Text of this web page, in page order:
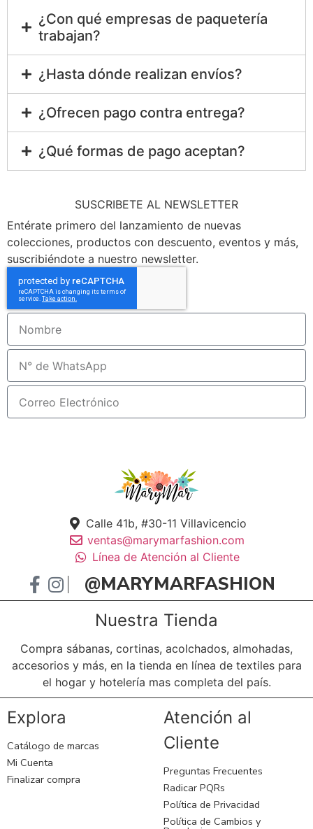
¿Con qué empresas de paquetería
trabajan?
¿Hasta dónde realizan envíos?
¿Ofrecen pago contra entrega?
¿Qué formas de pago aceptan?
SUSCRIBETE AL NEWSLETTER
Entérate primero del lanzamiento de nuevas
colecciones, productos con descuento, eventos y más,
suscribiéndote a nuestro newsletter.
Calle 41b, #30-11 Villavicencio
ventas@marymarfashion.com
Línea de Atención al Cliente
@MARYMARFASHION
Nuestra Tienda
Compra sábanas, cortinas, acolchados, almohadas,
accesorios y más, en la tienda en línea de textiles para
el hogar y hotelería mas completa del país.
Explora
Catálogo de marcas
Mi Cuenta
Finalizar compra
Atención al
Cliente
Preguntas Frecuentes
Radicar PQRs
Política de Privacidad
Política de Cambios y